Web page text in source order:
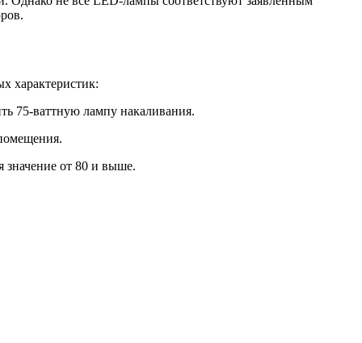
характеристик:
75-ваттную лампу накаливания.
значение от 80 и выше.